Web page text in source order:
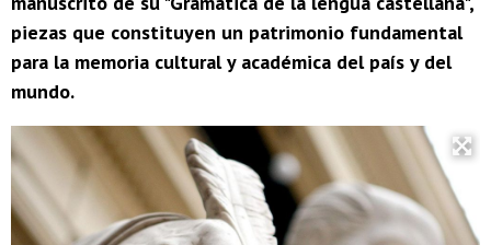
piezas que constituyen un patrimonio fundamental
para la memoria cultural y académica del país y del
mundo.